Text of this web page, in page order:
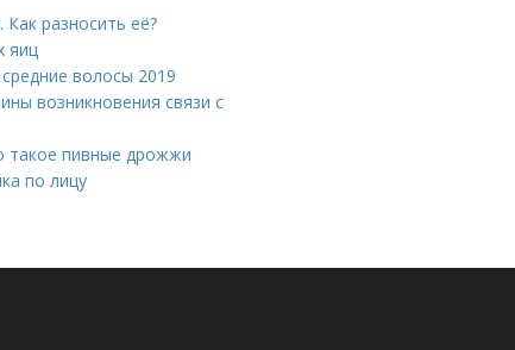
разносить её?
яиц
волосы 2019
возникновения связи с
пивные дрожжи
по лицу